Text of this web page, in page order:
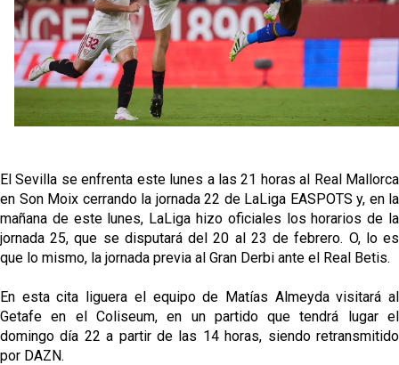
Endrick y Marc Bernal protagonizan las ofertas más
destacadas del día
El Sevilla Juvenil A última detalles en Canarias para
su debut en la Cantalejo Province Cup
La cita ante el Espanyol a domicilio ya tiene horario
El dato que destaca a Agoumé entre las cinco
grandes ligas
El Sevilla se enfrenta este lunes a las 21 horas al Real Mallorca
en Son Moix cerrando la jornada 22 de LaLiga EASPOTS y, en la
mañana de este lunes, LaLiga hizo oficiales los horarios de la
jornada 25, que se disputará del 20 al 23 de febrero. O, lo es
que lo mismo, la jornada previa al Gran Derbi ante el Real Betis.
En esta cita liguera el equipo de Matías Almeyda visitará al
Getafe en el Coliseum, en un partido que tendrá lugar el
domingo día 22 a partir de las 14 horas, siendo retransmitido
por DAZN.